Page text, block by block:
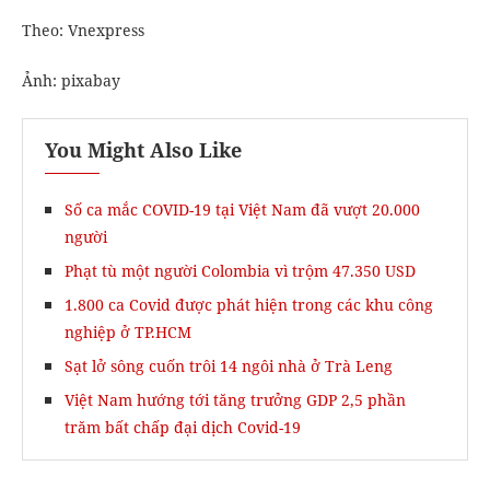
Theo: Vnexpress
Ảnh: pixabay
You Might Also Like
Số ca mắc COVID-19 tại Việt Nam đã vượt 20.000
người
Phạt tù một người Colombia vì trộm 47.350 USD
1.800 ca Covid được phát hiện trong các khu công
nghiệp ở TP.HCM
Sạt lở sông cuốn trôi 14 ngôi nhà ở Trà Leng
Việt Nam hướng tới tăng trưởng GDP 2,5 phần
trăm bất chấp đại dịch Covid-19